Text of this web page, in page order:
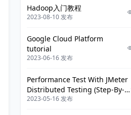
Hadoop入门教程
2023-08-10 发布
Google Cloud Platform
tutorial
2023-06-16 发布
Performance Test With JMeter
Distributed Testing (Step-By-
Step Guide)
2023-05-16 发布